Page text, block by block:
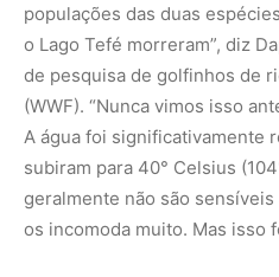
populações das duas
o Lago Tefé morreram”, diz
de pesquisa de golfinhos de
(WWF). “Nunca vimos isso
A água foi significativamente
subiram para 40° Celsius
geralmente não são
os incomoda muito. Mas isso